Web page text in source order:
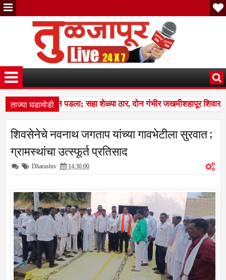
ताज्या घडामोडी
शेळ्यांवर तुटून पडला; सहा शेळ्या ठार, दोन गंभीर जखमीशहापूर
देतो' म्हणत १७ लाखांचा गंडा; तुळजापूर तालुक्यातील दाम्पत्याची आर्थिक
शेळ्यांवर तुटून पडला; सहा शेळ्या ठार, दोन गंभीर जखमीशहापूर
शिवसेनेचे नवनाथ जगताप यांच्या गावभेटीला सुरवात ;
ग्रामस्थांचा उत्स्फूर्त प्रतिसाद
Dharashiv 14:30:00